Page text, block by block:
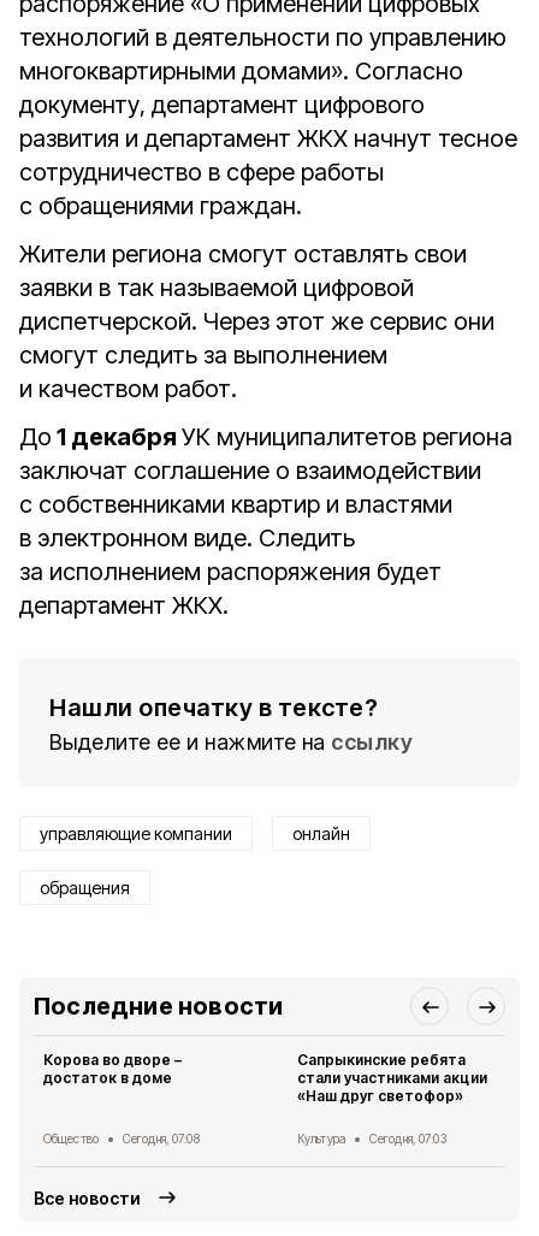
технологий в деятельности по управлению
многоквартирными домами». Согласно
документу, департамент цифрового
развития и департамент ЖКХ начнут тесное
сотрудничество в сфере работы
с обращениями граждан.
Жители региона смогут оставлять свои
заявки в так называемой цифровой
диспетчерской. Через этот же сервис они
смогут следить за выполнением
и качеством работ.
До 1 декабря УК муниципалитетов региона
заключат соглашение о взаимодействии
с собственниками квартир и властями
в электронном виде. Следить
за исполнением распоряжения будет
департамент ЖКХ.
Нашли опечатку в тексте?
Выделите ее и нажмите на ссылку
управляющие компании онлайн
обращения
Последние новости
Корова во дворе –
достаток в доме
Общество Сегодня, 07:08
Сапрыкинские ребята
стали участниками акции
«Наш друг светофор»
Культура Сегодня, 07:03
Все новости